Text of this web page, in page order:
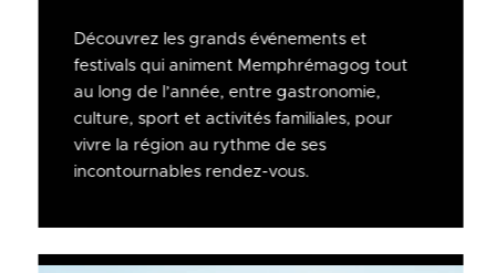
Découvrez les grands événements et
festivals qui animent Memphrémagog tout
au long de l’année, entre gastronomie,
culture, sport et activités familiales, pour
vivre la région au rythme de ses
incontournables rendez-vous.